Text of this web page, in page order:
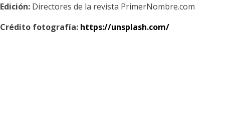
Edición: Directores de la revista PrimerNombre.com
Crédito fotografía: https://unsplash.com/